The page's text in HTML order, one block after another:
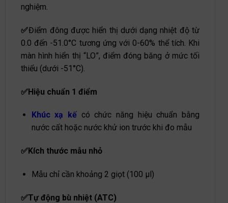
nghiệm.
✅Điểm đông được hiển thị dưới dạng nhiệt độ từ
0.0 đến -51.0°C tương ứng với 0-60% thể tích. Khi
màn hình hiển thị “LO”, điểm đóng băng ở mức tối
thiểu (dưới -51°C).
✅Hiệu chuẩn 1 điểm
Khúc xạ kế có chức năng hiệu chuẩn bằng
nước cất hoặc nước khử ion trước khi đo mẫu
✅Kích thước mẫu nhỏ
Mẫu chỉ cần khoảng 2 giọt (100 μl)
✅Tự động bù nhiệt (ATC)